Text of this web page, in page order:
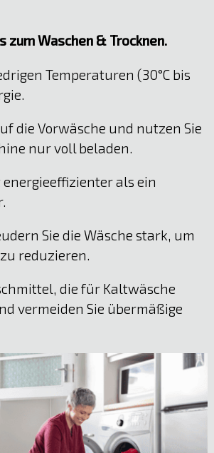
zum Waschen & Trocknen.
Temperaturen (30°C bis
die Vorwäsche und nutzen Sie
nur voll beladen.
als ein
Sie die Wäsche stark, um
reduzieren.
die für Kaltwäsche
vermeiden Sie übermäßige